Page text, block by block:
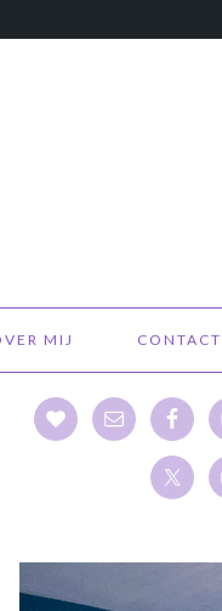
MIJ CONTACT